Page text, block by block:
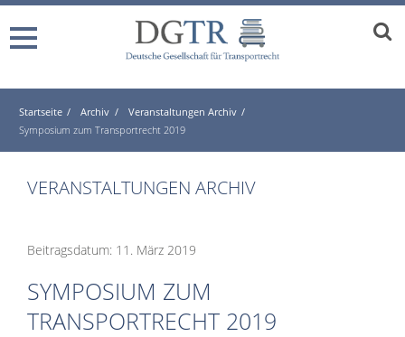
Startseite Archiv
Veranstaltungen Archiv
Symposium zum Transportrecht 2019
VERANSTALTUNGEN ARCHIV
Beitragsdatum: 11. März 2019
SYMPOSIUM ZUM
TRANSPORTRECHT 2019